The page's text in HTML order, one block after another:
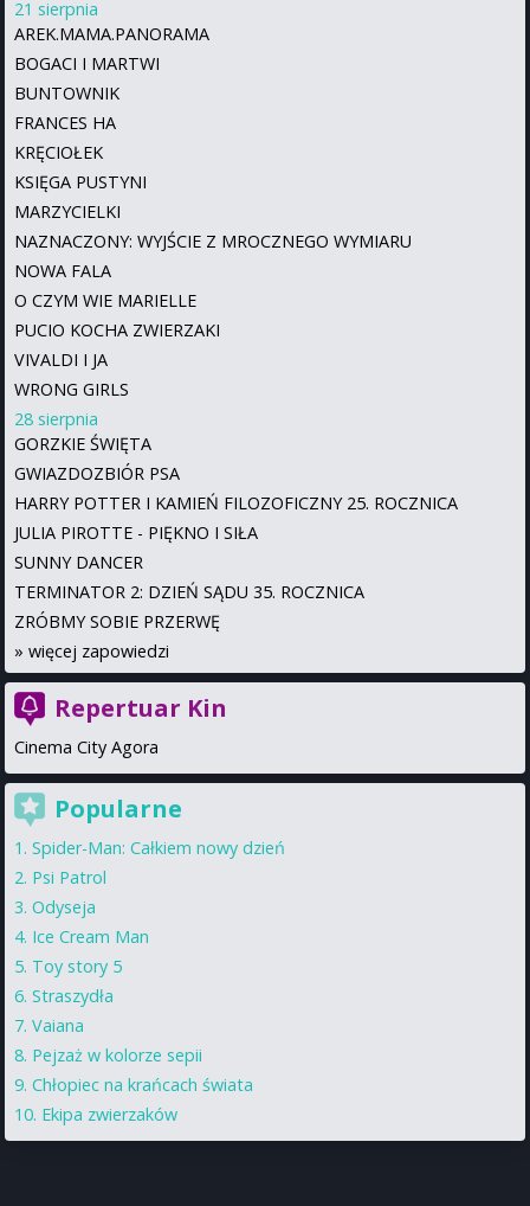
21 sierpnia
AREK.MAMA.PANORAMA
BOGACI I MARTWI
BUNTOWNIK
FRANCES HA
KRĘCIOŁEK
KSIĘGA PUSTYNI
MARZYCIELKI
NAZNACZONY: WYJŚCIE Z MROCZNEGO WYMIARU
NOWA FALA
O CZYM WIE MARIELLE
PUCIO KOCHA ZWIERZAKI
VIVALDI I JA
WRONG GIRLS
28 sierpnia
GORZKIE ŚWIĘTA
GWIAZDOZBIÓR PSA
HARRY POTTER I KAMIEŃ FILOZOFICZNY 25. ROCZNICA
JULIA PIROTTE - PIĘKNO I SIŁA
SUNNY DANCER
TERMINATOR 2: DZIEŃ SĄDU 35. ROCZNICA
ZRÓBMY SOBIE PRZERWĘ
» więcej zapowiedzi
Repertuar Kin
Cinema City Agora
Popularne
Spider-Man: Całkiem nowy dzień
Psi Patrol
Odyseja
Ice Cream Man
Toy story 5
Straszydła
Vaiana
Pejzaż w kolorze sepii
Chłopiec na krańcach świata
Ekipa zwierzaków